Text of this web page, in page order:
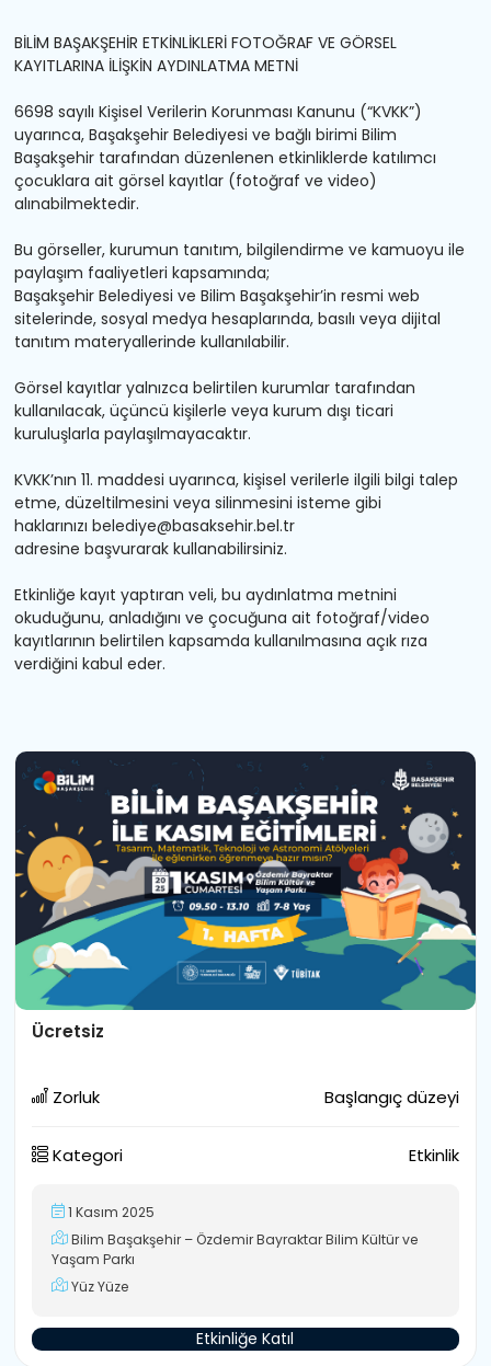
BİLİM BAŞAKŞEHİR ETKİNLİKLERİ FOTOĞRAF VE GÖRSEL
KAYITLARINA İLİŞKİN AYDINLATMA METNİ
6698 sayılı Kişisel Verilerin Korunması Kanunu (“KVKK”)
uyarınca, Başakşehir Belediyesi ve bağlı birimi Bilim
Başakşehir tarafından düzenlenen etkinliklerde katılımcı
çocuklara ait görsel kayıtlar (fotoğraf ve video)
alınabilmektedir.
Bu görseller, kurumun tanıtım, bilgilendirme ve kamuoyu ile
paylaşım faaliyetleri kapsamında;
Başakşehir Belediyesi ve Bilim Başakşehir’in resmi web
sitelerinde, sosyal medya hesaplarında, basılı veya dijital
tanıtım materyallerinde kullanılabilir.
Görsel kayıtlar yalnızca belirtilen kurumlar tarafından
kullanılacak, üçüncü kişilerle veya kurum dışı ticari
kuruluşlarla paylaşılmayacaktır.
KVKK’nın 11. maddesi uyarınca, kişisel verilerle ilgili bilgi talep
etme, düzeltilmesini veya silinmesini isteme gibi
haklarınızıbelediye@basaksehir.bel.tr
adresine başvurarak kullanabilirsiniz.
Etkinliğe kayıt yaptıran veli, bu aydınlatma metnini
okuduğunu, anladığını ve çocuğuna ait fotoğraf/video
kayıtlarının belirtilen kapsamda kullanılmasına açık rıza
verdiğini kabul eder.
Ücretsiz
Zorluk Başlangıç düzeyi
Kategori Etkinlik
1 Kasım 2025
Bilim Başakşehir – Özdemir Bayraktar Bilim Kültür ve
Yaşam Parkı
Yüz Yüze
Etkinliğe Katıl